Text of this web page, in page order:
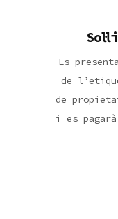
Es
de
de
i es